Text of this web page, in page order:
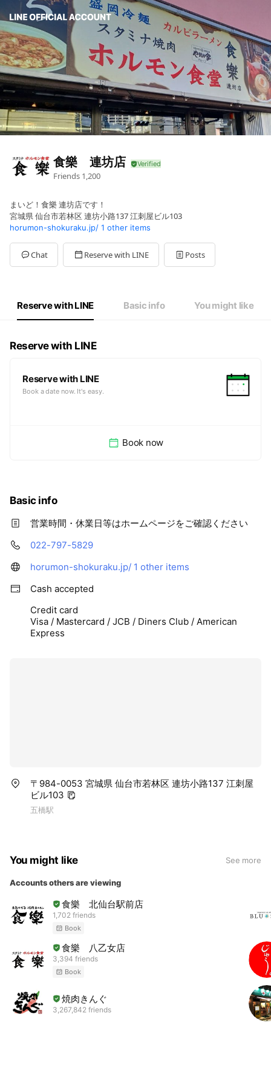
食樂 連坊店
Friends 1,200
まいど！食樂 連坊店です！
宮城県 仙台市若林区 連坊小路137 江刺屋ビル103
horumon-shokuraku.jp/ 1 other items
Chat Reserve with LINE Posts
Reserve with LINE Basic info You might like
Reserve with LINE
Reserve with LINE
Book a date now. It's easy.
Book now
Basic info
営業時間・休業日等はホームページをご確認ください
022-797-5829
horumon-shokuraku.jp/ 1 other items
Cash accepted
Credit card
Visa / Mastercard / JCB / Diners Club / American
Express
〒984-0053 宮城県 仙台市若林区 連坊小路137 江刺屋
ビル103
五橋駅
You might like See more
Accounts others are viewing
食樂 北仙台駅前店
1,702 friends
Book
食樂 八乙女店
3,394 friends
Book
焼肉きんぐ
3,267,842 friends